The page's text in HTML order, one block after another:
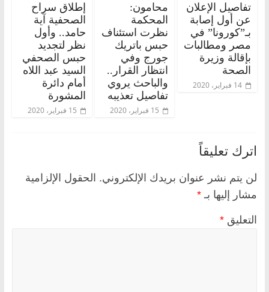
تفاصيل الإعلان
عن أول إصابة
بـ”كورونا” في
مصر ومطالبات
بإقالة وزيرة
الصحة
14 فبراير، 2020
محامون:
المحكمة
نظرت استئناف
حبس باتريك
جورج وفي
انتظار القرار..
والباحث يروي
تفاصيل تعذيبه
15 فبراير، 2020
إطلاق سراح
الصحفية آية
حامد.. وأول
نظر لتجديد
حبس الصحفي
السيد عبد اللاه
أمام دائرة
المشورة
15 فبراير، 2020
اترك تعليقاً
لن يتم نشر عنوان بريدك الإلكتروني. الحقول الإلزامية
مشار إليها بـ *
التعليق *